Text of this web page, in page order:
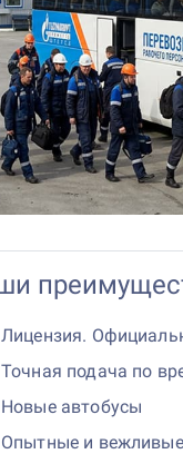
Лицензия.
Точная подача по
Новые автобусы
Опытные и вежливые